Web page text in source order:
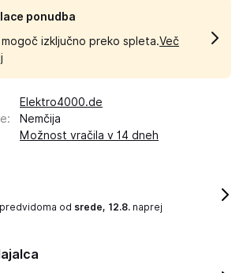
ponudba
mogoč izključno preko spleta.Več
Elektro4000.de
:
Nemčija
Možnost vračila v 14 dneh
predvidoma od srede, 12.8. naprej